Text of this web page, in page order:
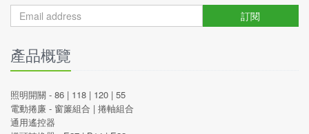
訂閱
產品概覽
照明開關 - 86 | 118 | 120 | 55
電動捲廉 - 窗簾組合 | 捲軸組合
通用遙控器